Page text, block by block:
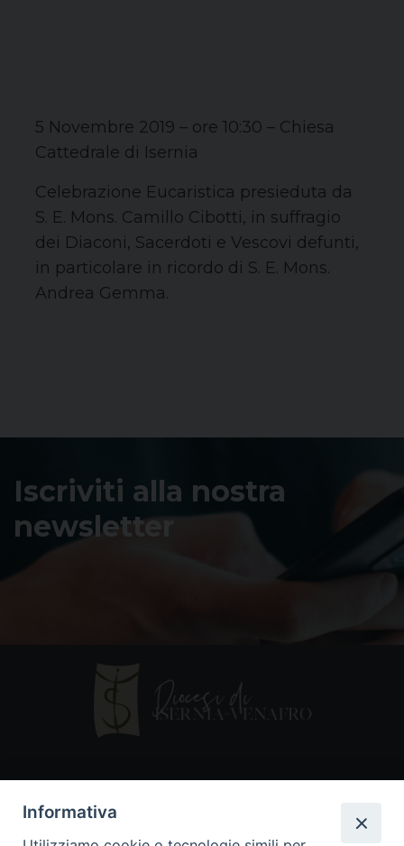
5 Novembre 2019 – ore 10:30 – Chiesa
Cattedrale di Isernia
Celebrazione Eucaristica presieduta da
S. E. Mons. Camillo Cibotti, in suffragio
dei Diaconi, Sacerdoti e Vescovi defunti,
in particolare in ricordo di S. E. Mons.
Andrea Gemma.
Iscriviti alla nostra
newsletter
Informativa